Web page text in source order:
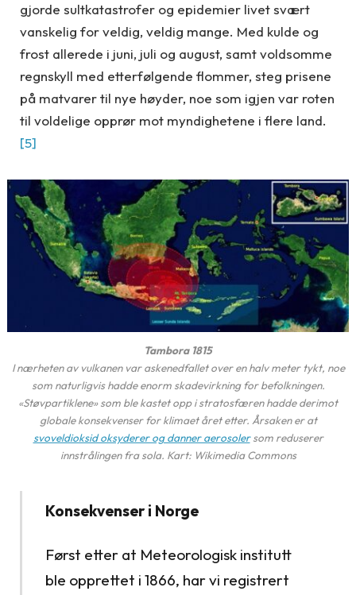
gjorde sultkatastrofer og epidemier livet svært
vanskelig for veldig, veldig mange. Med kulde og
frost allerede i juni, juli og august, samt voldsomme
regnskyll med etterfølgende flommer, steg prisene
på matvarer til nye høyder, noe som igjen var roten
til voldelige opprør mot myndighetene i flere land.
[5]
Tambora 1815
I nærheten av vulkanen var askenedfallet over en halv meter tykt, noe
som naturligvis hadde enorm skadevirkning for befolkningen.
«Støvpartiklene» som ble kastet opp i stratosfæren hadde derimot
globale konsekvenser for klimaet året etter. Årsaken er at
svoveldioksid oksyderer og danner aerosolersom reduserer
innstrålingen fra sola. Kart: Wikimedia Commons
Konsekvenser i Norge
Først etter at Meteorologisk institutt
ble opprettet i 1866, har vi registrert